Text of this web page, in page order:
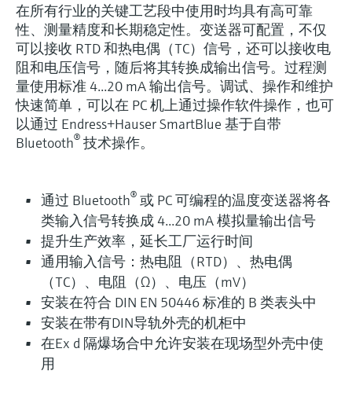
在所有行业的关键工艺段中使用时均具有高可靠
性、测量精度和长期稳定性。变送器可配置，不仅
可以接收 RTD 和热电偶（TC）信号，还可以接收电
阻和电压信号，随后将其转换成输出信号。过程测
量使用标准 4...20 mA 输出信号。调试、操作和维护
快速简单，可以在 PC 机上通过操作软件操作，也可
以通过 Endress+Hauser SmartBlue 基于自带
Bluetooth® 技术操作。
通过 Bluetooth® 或 PC 可编程的温度变送器将各
类输入信号转换成 4...20 mA 模拟量输出信号
提升生产效率，延长工厂运行时间
通用输入信号：热电阻（RTD）、热电偶
（TC）、电阻（Ω）、电压（mV）
安装在符合 DIN EN 50446 标准的 B 类表头中
安装在带有DIN导轨外壳的机柜中
在Ex d 隔爆场合中允许安装在现场型外壳中使
用